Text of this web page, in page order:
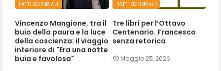
FATTI EDITORIALI
Vincenzo Mangione, tra il
buio della paura e la luce
della coscienza: il viaggio
interiore di "Era una notte
buia e favolosa"
FATTI EDITORIALI
Tre libri per l’Ottavo
Centenario. Francesco
senza retorica
Maggio 25, 2026